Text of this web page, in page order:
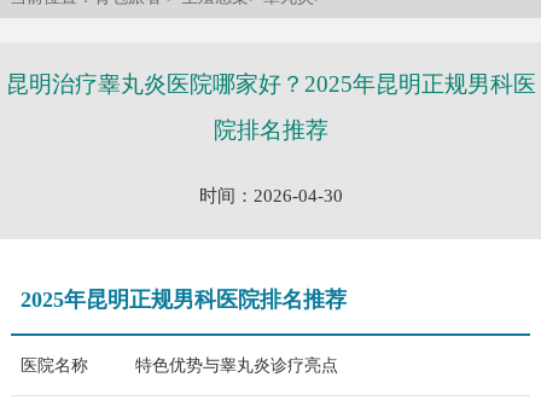
昆明治疗睾丸炎医院哪家好？2025年昆明正规男科医
院排名推荐
时间：2026-04-30
2025年昆明正规男科医院排名推荐
医院名称 特色优势与睾丸炎诊疗亮点